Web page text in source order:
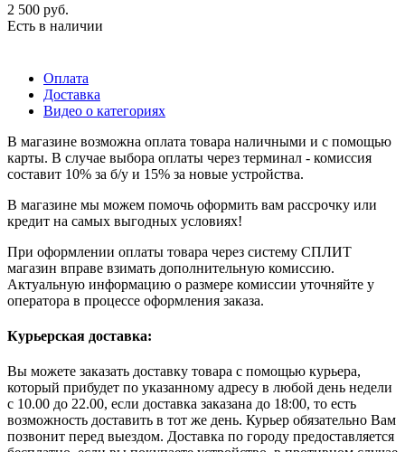
2 500 руб.
Есть в наличии
Оплата
Доставка
Видео о категориях
В магазине возможна оплата товара наличными и с помощью
карты. В случае выбора оплаты через терминал - комиссия
составит 10% за б/у и 15% за новые устройства.
В магазине мы можем помочь оформить вам рассрочку или
кредит на самых выгодных условиях!
При оформлении оплаты товара через систему СПЛИТ
магазин вправе взимать дополнительную комиссию.
Актуальную информацию о размере комиссии уточняйте у
оператора в процессе оформления заказа.
Курьерская доставка:
Вы можете заказать доставку товара с помощью курьера,
который прибудет по указанному адресу в любой день недели
с 10.00 до 22.00, если доставка заказана до 18:00, то есть
возможность доставить в тот же день. Курьер обязательно Вам
позвонит перед выездом. Доставка по городу предоставляется